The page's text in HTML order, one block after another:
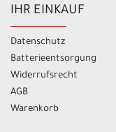
IHR EINKAUF
Datenschutz
Batterieentsorgung
Widerrufsrecht
AGB
Warenkorb